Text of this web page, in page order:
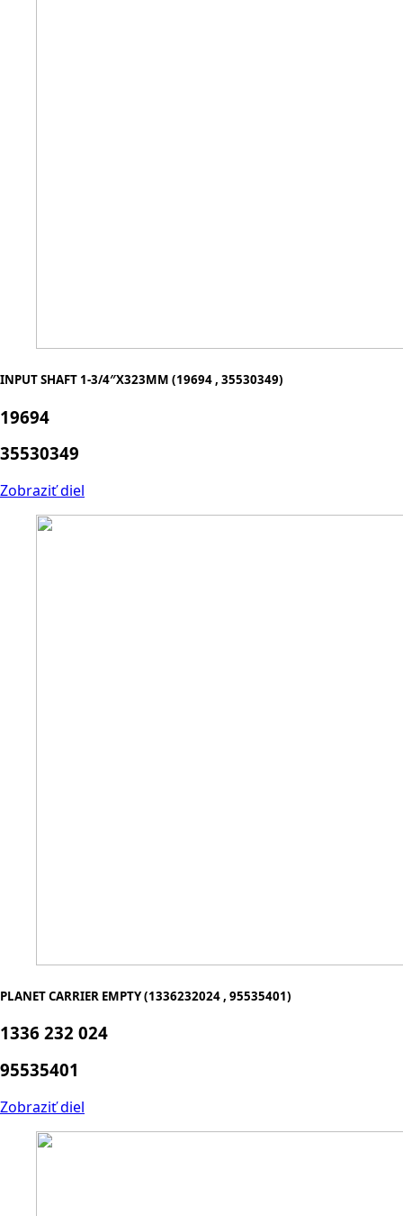
INPUT SHAFT 1-3/4″X323MM (19694 , 35530349)
19694
35530349
Zobraziť diel
PLANET CARRIER EMPTY (1336232024 , 95535401)
1336 232 024
95535401
Zobraziť diel